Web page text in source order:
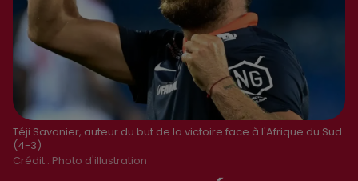
Téji Savanier, auteur du but de la victoire face à l'Afrique du Sud
(4-3)
Crédit : Photo d'illustration